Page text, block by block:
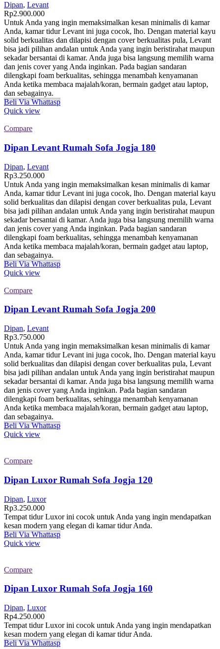
Dipan, Levant
Rp2.900.000
Untuk Anda yang ingin memaksimalkan kesan minimalis di kamar
Anda, kamar tidur Levant ini juga cocok, lho. Dengan material kayu
solid berkualitas dan dilapisi dengan cover berkualitas pula, Levant
bisa jadi pilihan andalan untuk Anda yang ingin beristirahat maupun
sekadar bersantai di kamar. Anda juga bisa langsung memilih warna
dan jenis cover yang Anda inginkan. Pada bagian sandaran
dilengkapi foam berkualitas, sehingga menambah kenyamanan
Anda ketika membaca majalah/koran, bermain gadget atau laptop,
dan sebagainya.
Beli Via Whattasp
Quick view
Compare
Dipan Levant Rumah Sofa Jogja 180
Dipan, Levant
Rp3.250.000
Untuk Anda yang ingin memaksimalkan kesan minimalis di kamar
Anda, kamar tidur Levant ini juga cocok, lho. Dengan material kayu
solid berkualitas dan dilapisi dengan cover berkualitas pula, Levant
bisa jadi pilihan andalan untuk Anda yang ingin beristirahat maupun
sekadar bersantai di kamar. Anda juga bisa langsung memilih warna
dan jenis cover yang Anda inginkan. Pada bagian sandaran
dilengkapi foam berkualitas, sehingga menambah kenyamanan
Anda ketika membaca majalah/koran, bermain gadget atau laptop,
dan sebagainya.
Beli Via Whattasp
Quick view
Compare
Dipan Levant Rumah Sofa Jogja 200
Dipan, Levant
Rp3.750.000
Untuk Anda yang ingin memaksimalkan kesan minimalis di kamar
Anda, kamar tidur Levant ini juga cocok, lho. Dengan material kayu
solid berkualitas dan dilapisi dengan cover berkualitas pula, Levant
bisa jadi pilihan andalan untuk Anda yang ingin beristirahat maupun
sekadar bersantai di kamar. Anda juga bisa langsung memilih warna
dan jenis cover yang Anda inginkan. Pada bagian sandaran
dilengkapi foam berkualitas, sehingga menambah kenyamanan
Anda ketika membaca majalah/koran, bermain gadget atau laptop,
dan sebagainya.
Beli Via Whattasp
Quick view
Compare
Dipan Luxor Rumah Sofa Jogja 120
Dipan, Luxor
Rp3.250.000
Tempat tidur Luxor ini cocok untuk Anda yang ingin mendapatkan
kesan modern yang elegan di kamar tidur Anda.
Beli Via Whattasp
Quick view
Compare
Dipan Luxor Rumah Sofa Jogja 160
Dipan, Luxor
Rp4.250.000
Tempat tidur Luxor ini cocok untuk Anda yang ingin mendapatkan
kesan modern yang elegan di kamar tidur Anda.
Beli Via Whattasp